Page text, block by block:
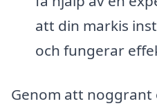
att din markis
och fungerar
Genom att noggrant